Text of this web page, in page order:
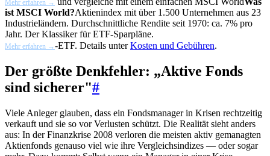
Mehr erfahren →
ist MSCI World?Aktienindex mit über 1.500 Unternehmen aus 23
Industrieländern. Durchschnittliche Rendite seit 1970: ca. 7% pro
Jahr. Der Klassiker für ETF-Sparpläne.
Mehr erfahren →-ETF. Details unterKosten und Gebühren.
Der größte Denkfehler: „Aktive Fonds
sind sicherer"#
Viele Anleger glauben, dass ein Fondsmanager in Krisen rechtzeitig
verkauft und sie so vor Verlusten schützt. Die Realität sieht anders
aus: In der Finanzkrise 2008 verloren die meisten aktiv gemanagten
Aktienfonds genauso viel wie ihre Vergleichsindizes — oder sogar